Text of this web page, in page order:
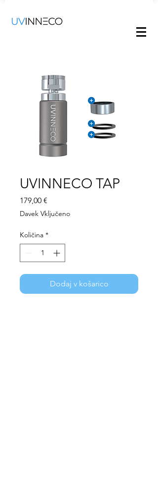
UVINNECO TAP
179,00 €
Davek Vključeno
Količina *
Dodaj v košarico